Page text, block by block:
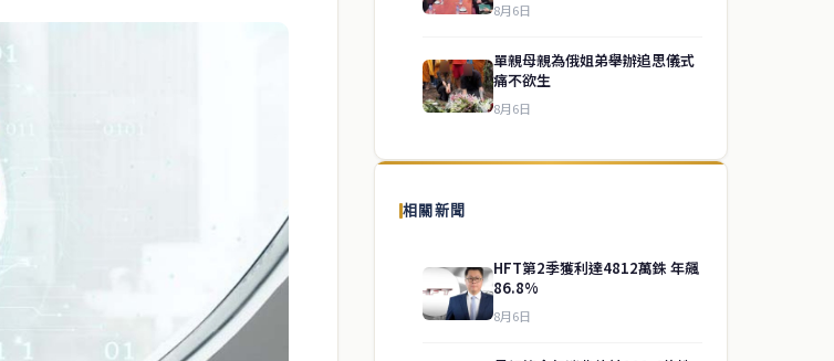
8月6日
單親母親為俄姐弟舉辦追思儀式
痛不欲生
8月6日
相關新聞
HFT第2季獲利達4812萬銖 年飆
86.8%
8月6日